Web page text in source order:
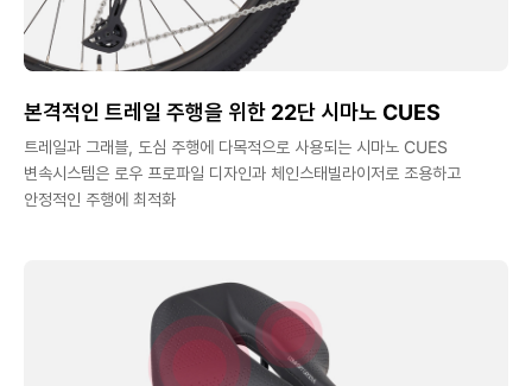
본격적인 트레일 주행을 위한 22단 시마노 CUES
트레일과 그래블, 도심 주행에 다목적으로 사용되는 시마노 CUES
변속시스템은 로우 프로파일 디자인과 체인스태빌라이저로 조용하고
안정적인 주행에 최적화